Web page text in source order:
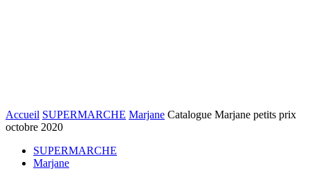
Accueil SUPERMARCHE Marjane Catalogue Marjane petits prix
octobre 2020
SUPERMARCHE
Marjane